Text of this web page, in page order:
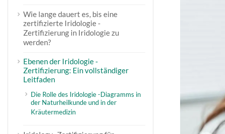
Wie lange dauert es, bis eine
zertifizierte Iridologie -
Zertifizierung in Iridologie zu
werden?
Ebenen der Iridologie -
Zertifizierung: Ein vollständiger
Leitfaden
Die Rolle des Iridologie -Diagramms in
der Naturheilkunde und in der
Kräutermedizin